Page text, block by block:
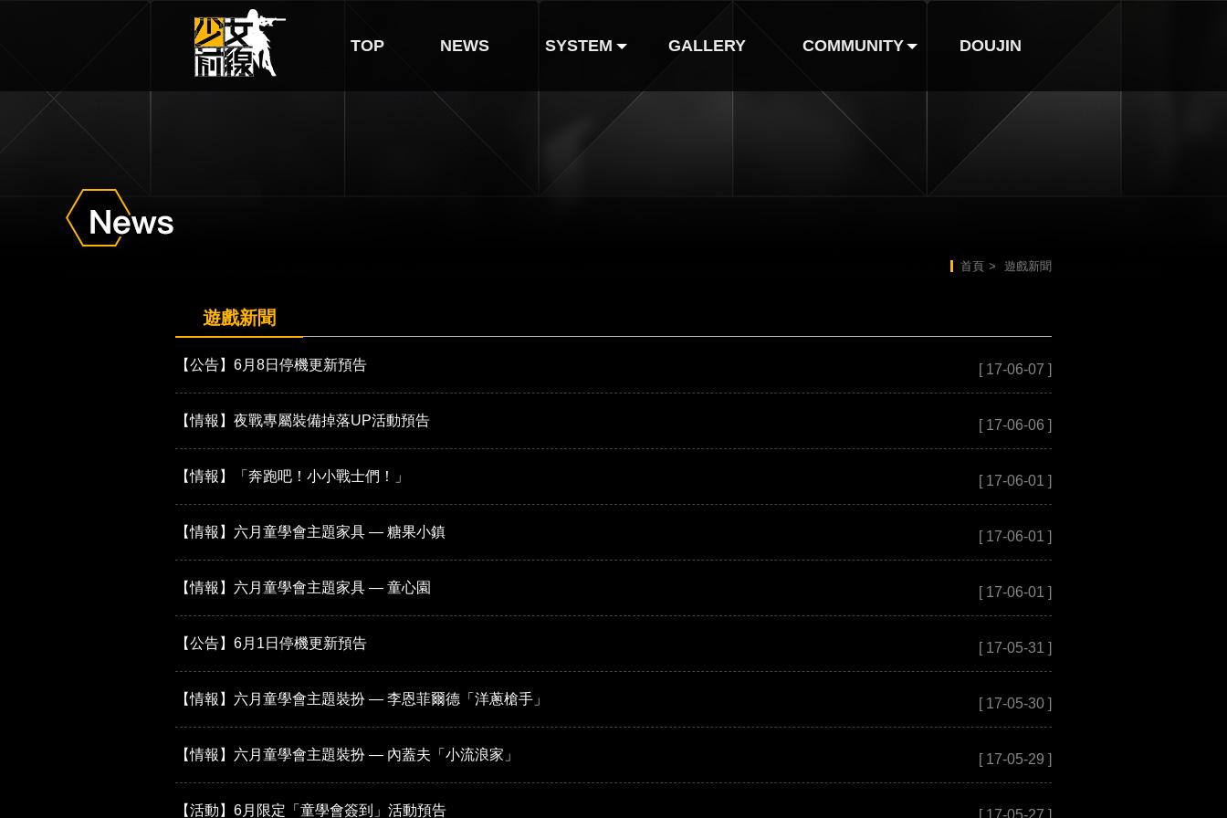
TOP NEWS SYSTEM GALLERY COMMUNITY
巴哈姆特
DOUJIN
首頁 > 遊戲新聞
遊戲新聞
【公告】6月8日停機更新預告 [ 17-06-07 ]
【情報】夜戰專屬裝備掉落UP活動預告 [ 17-06-06 ]
【情報】「奔跑吧！小小戰士們！」 [ 17-06-01 ]
【情報】六月童學會主題家具 — 糖果小鎮 [ 17-06-01 ]
【情報】六月童學會主題家具 — 童心園 [ 17-06-01 ]
【公告】6月1日停機更新預告 [ 17-05-31 ]
【情報】六月童學會主題裝扮 — 李恩菲爾德「洋蔥槍手」 [ 17-05-30 ]
【情報】六月童學會主題裝扮 — 內蓋夫「小流浪家」 [ 17-05-29 ]
【活動】6月限定「童學會簽到」活動預告 [ 17-05-27 ]